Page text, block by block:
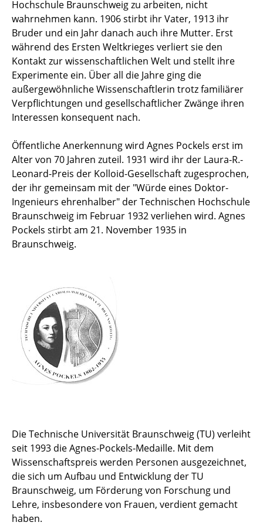
Hochschule Braunschweig zu arbeiten, nicht
wahrnehmen kann. 1906 stirbt ihr Vater, 1913 ihr
Bruder und ein Jahr danach auch ihre Mutter. Erst
während des Ersten Weltkrieges verliert sie den
Kontakt zur wissenschaftlichen Welt und stellt ihre
Experimente ein. Über all die Jahre ging die
außergewöhnliche Wissenschaftlerin trotz familiärer
Verpflichtungen und gesellschaftlicher Zwänge ihren
Interessen konsequent nach.
Öffentliche Anerkennung wird Agnes Pockels erst im
Alter von 70 Jahren zuteil. 1931 wird ihr der Laura-R.-
Leonard-Preis der Kolloid-Gesellschaft zugesprochen,
der ihr gemeinsam mit der "Würde eines Doktor-
Ingenieurs ehrenhalber" der Technischen Hochschule
Braunschweig im Februar 1932 verliehen wird. Agnes
Pockels stirbt am 21. November 1935 in
Braunschweig.
Die Technische Universität Braunschweig (TU) verleiht
seit 1993 die Agnes-Pockels-Medaille. Mit dem
Wissenschaftspreis werden Personen ausgezeichnet,
die sich um Aufbau und Entwicklung der TU
Braunschweig, um Förderung von Forschung und
Lehre, insbesondere von Frauen, verdient gemacht
haben.